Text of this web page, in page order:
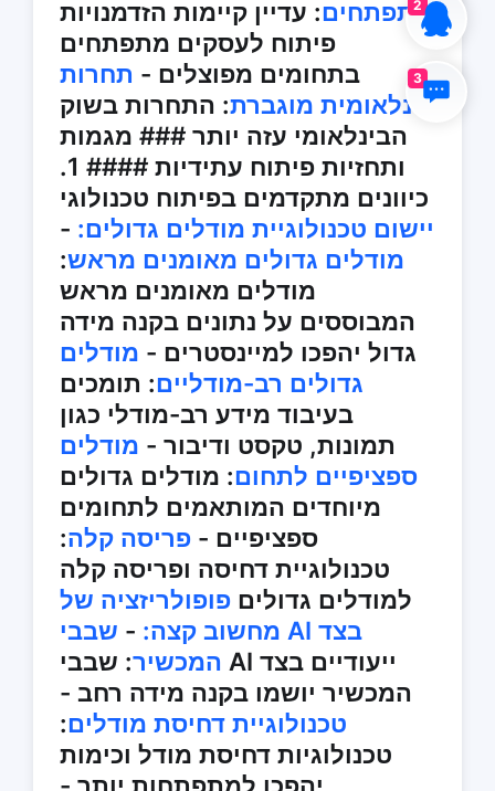
מתפתחים: עדיין קיימות הזדמנויות
פיתוח לעסקים מתפתחים
בתחומים מפוצלים - תחרות
בינלאומית מוגברת: התחרות בשוק
הבינלאומי עזה יותר ### מגמות
ותחזיות פיתוח עתידיות #### 1.
כיוונים מתקדמים בפיתוח טכנולוגי
יישום טכנולוגיית מודלים גדולים: -
מודלים גדולים מאומנים מראש:
מודלים מאומנים מראש
המבוססים על נתונים בקנה מידה
גדול יהפכו למיינסטרים - מודלים
גדולים רב-מודליים: תומכים
בעיבוד מידע רב-מודלי כגון
תמונות, טקסט ודיבור - מודלים
ספציפיים לתחום: מודלים גדולים
מיוחדים המותאמים לתחומים
ספציפיים - פריסה קלה:
טכנולוגיית דחיסה ופריסה קלה
למודלים גדולים פופולריזציה של
מחשוב קצה: - שבבי AI בצד
המכשיר: שבבי AI ייעודיים בצד
המכשיר יושמו בקנה מידה רחב -
טכנולוגיית דחיסת מודלים:
טכנולוגיות דחיסת מודל וכימות
יהפכו למתפתחות יותר -
2
3